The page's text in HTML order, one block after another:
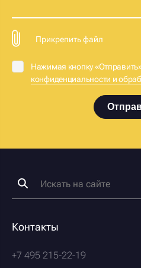
Прикрепить файл
Нажимая кнопку
конфиденциальности и
Контакты
+7 495 215-22-19